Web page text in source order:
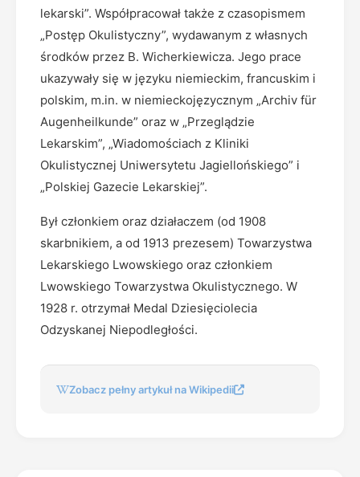
lekarski”. Współpracował także z czasopismem
„Postęp Okulistyczny”, wydawanym z własnych
środków przez B. Wicherkiewicza. Jego prace
ukazywały się w języku niemieckim, francuskim i
polskim, m.in. w niemieckojęzycznym „Archiv für
Augenheilkunde” oraz w „Przeglądzie
Lekarskim”, „Wiadomościach z Kliniki
Okulistycznej Uniwersytetu Jagiellońskiego” i
„Polskiej Gazecie Lekarskiej”.
Był członkiem oraz działaczem (od 1908
skarbnikiem, a od 1913 prezesem) Towarzystwa
Lekarskiego Lwowskiego oraz członkiem
Lwowskiego Towarzystwa Okulistycznego. W
1928 r. otrzymał Medal Dziesięciolecia
Odzyskanej Niepodległości.
Zobacz pełny artykuł na Wikipedii